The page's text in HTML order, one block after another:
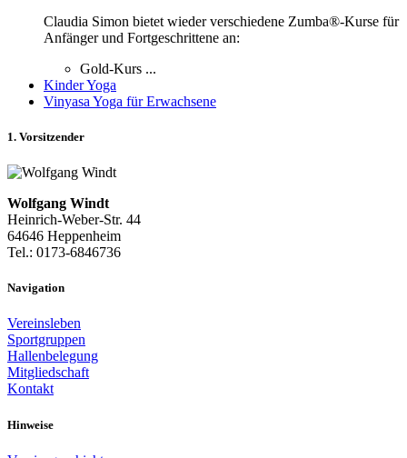
Claudia Simon bietet wieder verschiedene Zumba®-Kurse für
Anfänger und Fortgeschrittene an:
Gold-Kurs ...
Kinder Yoga
Vinyasa Yoga für Erwachsene
1. Vorsitzender
Wolfgang Windt
Heinrich-Weber-Str. 44
64646 Heppenheim
Tel.: 0173-6846736
Navigation
Vereinsleben
Sportgruppen
Hallenbelegung
Mitgliedschaft
Kontakt
Hinweise